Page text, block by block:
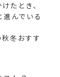
たとき、
んでいる
冬おすす